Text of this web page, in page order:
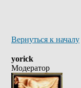
Вернуться к началу
yorick
Модератор